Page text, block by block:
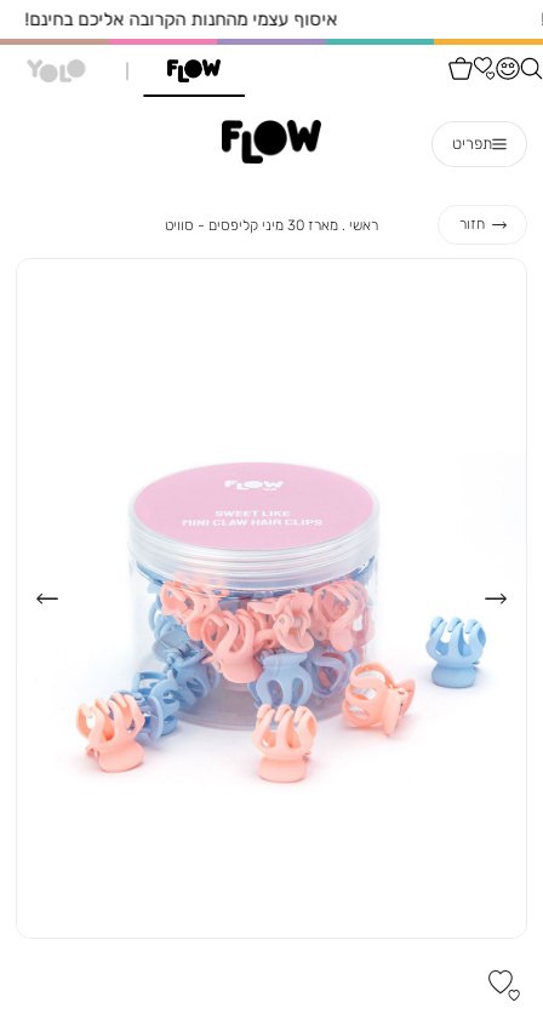
איסוף עצמי מהחנות הקרובה אליכם בחינם!
תפריט
חזור ראשי ראשי
מארז 30 מיני קליפסים - סוויט